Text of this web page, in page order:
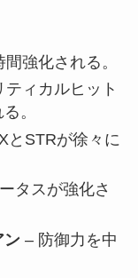
強化される。
ィカルヒット
。
とSTRが徐々に
タスが強化さ
ン– 防御力を中